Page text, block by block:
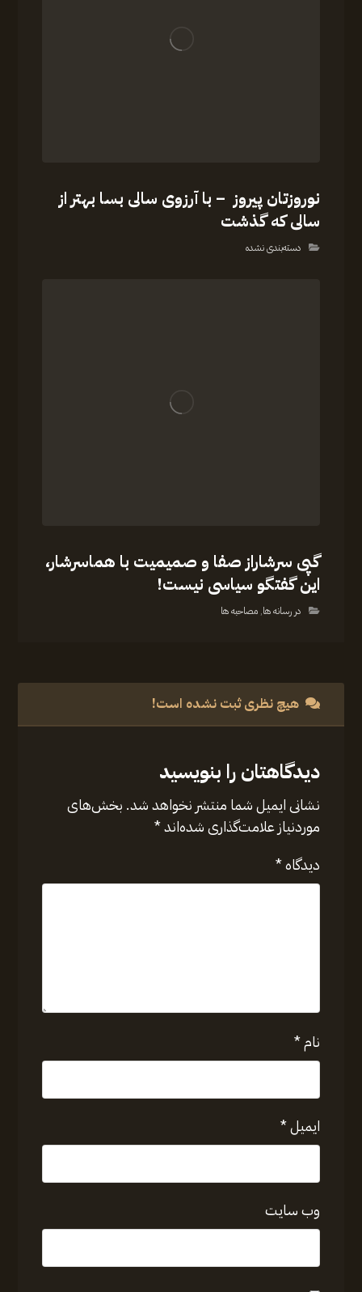
نوروزتان پیروز – با آرزوی سالی بسا بهتر از
سالی که گذشت
دسته‌بندی نشده
گپی سرشاراز صفا و صمیمیت با هماسرشار،
این گفتگو سیاسی نیست!
در رسانه ها,مصاحبه ها
هیچ نظری ثبت نشده است!
دیدگاهتان را بنویسید
نشانی ایمیل شما منتشر نخواهد شد. بخش‌های
موردنیاز علامت‌گذاری شده‌اند*
دیدگاه*
نام*
ایمیل*
وب‌ سایت